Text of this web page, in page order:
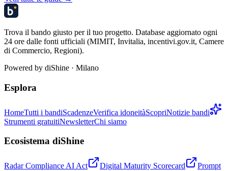
Trova il bando giusto per il tuo progetto. Database aggiornato ogni
24 ore dalle fonti ufficiali (MIMIT, Invitalia, incentivi.gov.it, Camere
di Commercio, Regioni).
Powered by diShine · Milano
Esplora
HomeTutti i bandiScadenzeVerifica idoneitàScopriNotizie bandi
Strumenti gratuitiNewsletterChi siamo
Ecosistema diShine
Radar Compliance AI Act Digital Maturity Scorecard
Prompt